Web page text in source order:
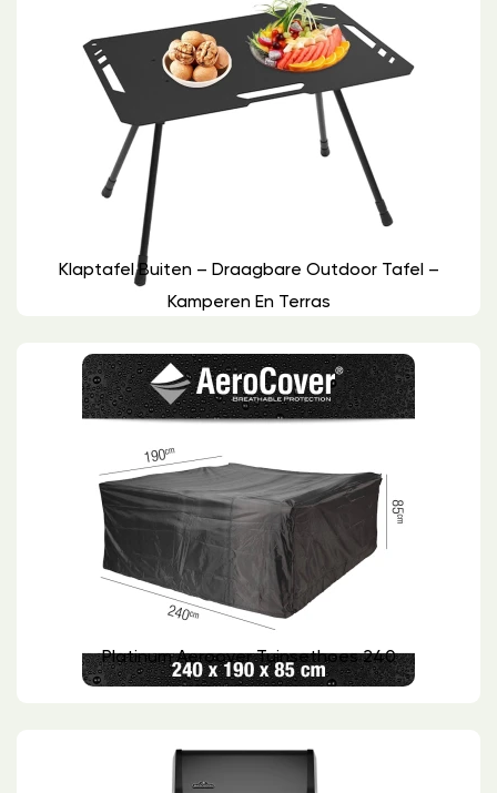
Klaptafel Buiten – Draagbare Outdoor Tafel –
Kamperen En Terras
Platinum Aeroover Tuinsethoes 240